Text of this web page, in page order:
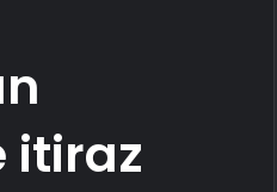
itiraz